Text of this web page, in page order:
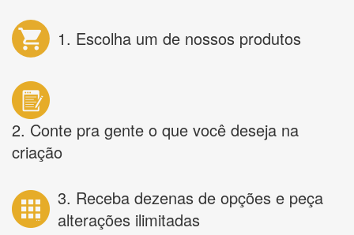
1. Escolha um de nossos produtos
2. Conte pra gente o que você deseja na
criação
3. Receba dezenas de opções e peça
alterações ilimitadas